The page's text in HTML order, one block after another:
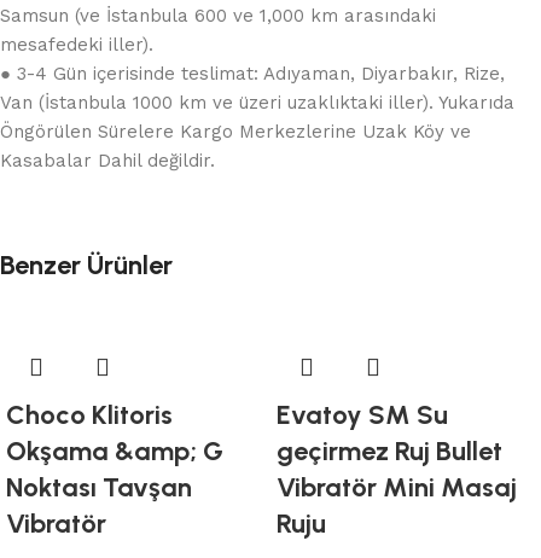
Samsun (ve İstanbula 600 ve 1,000 km arasındaki
mesafedeki iller).
● 3-4 Gün içerisinde teslimat: Adıyaman, Diyarbakır, Rize,
Van (İstanbula 1000 km ve üzeri uzaklıktaki iller). Yukarıda
Öngörülen Sürelere Kargo Merkezlerine Uzak Köy ve
Kasabalar Dahil değildir.
Benzer Ürünler
Choco Klitoris
Okşama &amp; G
Noktası Tavşan
Vibratör
Evatoy SM Su
geçirmez Ruj Bullet
Vibratör Mini Masaj
Ruju